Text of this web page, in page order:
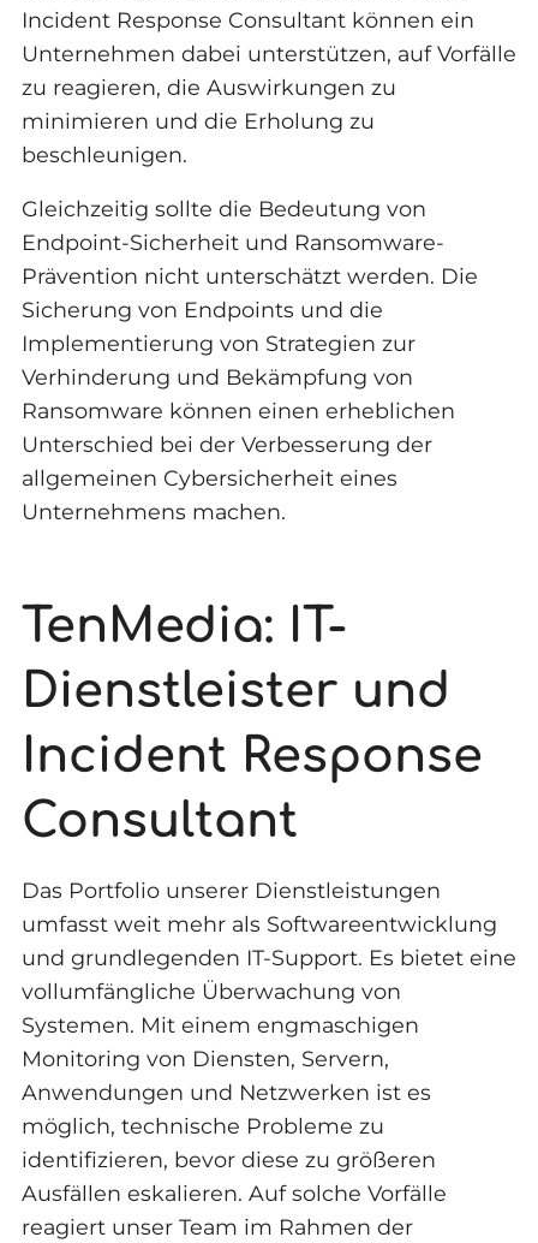
Incident Response Consultant können ein
Unternehmen dabei unterstützen, auf Vorfälle
zu reagieren, die Auswirkungen zu
minimieren und die Erholung zu
beschleunigen.
Gleichzeitig sollte die Bedeutung von
Endpoint-Sicherheit und Ransomware-
Prävention nicht unterschätzt werden. Die
Sicherung von Endpoints und die
Implementierung von Strategien zur
Verhinderung und Bekämpfung von
Ransomware können einen erheblichen
Unterschied bei der Verbesserung der
allgemeinen Cybersicherheit eines
Unternehmens machen.
TenMedia: IT-
Dienstleister und
Incident Response
Consultant
Das Portfolio unserer Dienstleistungen
umfasst weit mehr als Softwareentwicklung
und grundlegenden IT-Support. Es bietet eine
vollumfängliche Überwachung von
Systemen. Mit einem engmaschigen
Monitoring von Diensten, Servern,
Anwendungen und Netzwerken ist es
möglich, technische Probleme zu
identifizieren, bevor diese zu größeren
Ausfällen eskalieren. Auf solche Vorfälle
reagiert unser Team im Rahmen der